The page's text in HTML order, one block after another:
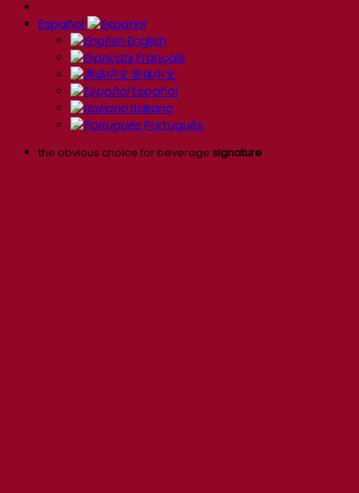
Español
English
Français
简体中文
Español
Italiano
Português
the obvious choice for beverage signature